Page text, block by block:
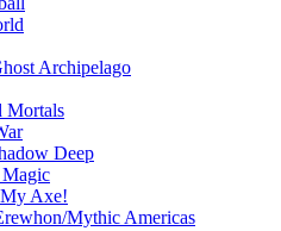
Archipelago
Mortals
Deep
Magic
Axe!
Mythic Americas